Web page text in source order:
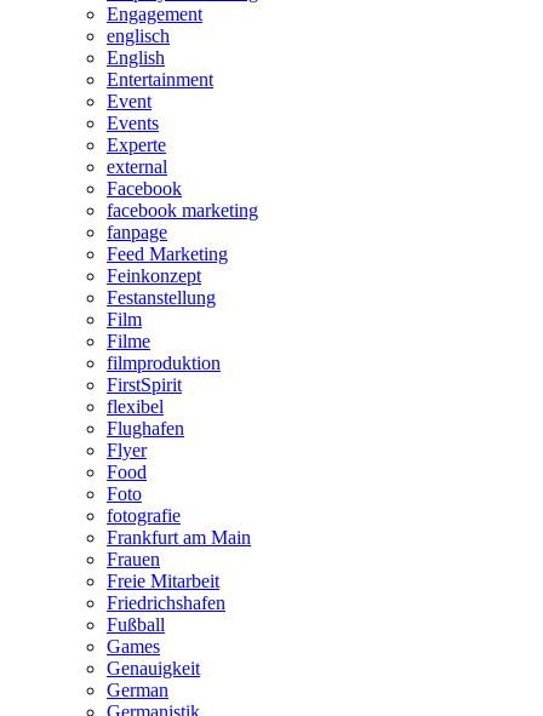
Engagement
englisch
English
Entertainment
Event
Events
Experte
external
Facebook
facebook marketing
fanpage
Feed Marketing
Feinkonzept
Festanstellung
Film
Filme
filmproduktion
FirstSpirit
flexibel
Flughafen
Flyer
Food
Foto
fotografie
Frankfurt am Main
Frauen
Freie Mitarbeit
Friedrichshafen
Fußball
Games
Genauigkeit
German
Germanistik